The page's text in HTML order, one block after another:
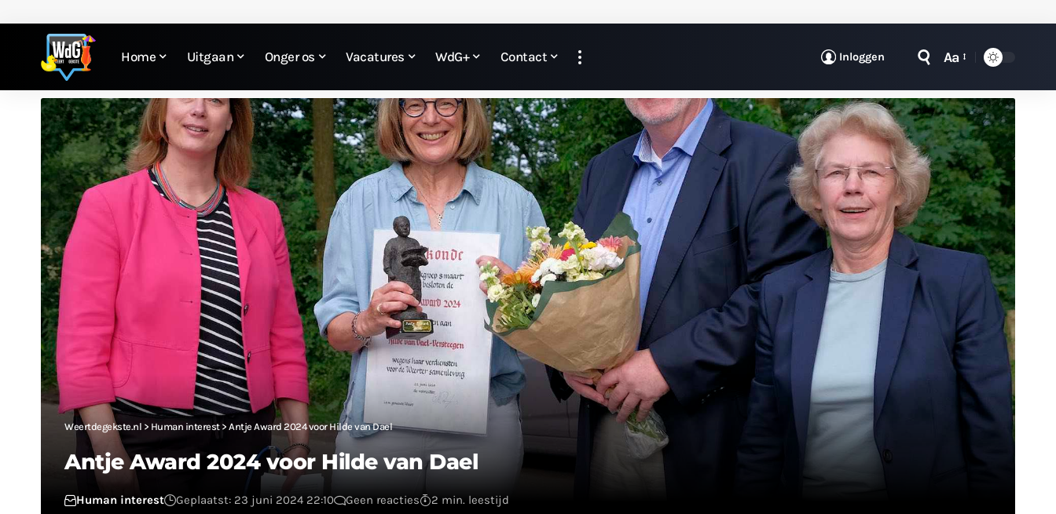
Home Uitgaan Onger os Vacatures WdG+ Contact Inloggen Aa
Weertdegekste.nl > Human interest> Antje Award 2024 voor Hilde van Dael
Antje Award 2024 voor Hilde van Dael
Human interest Geplaatst: 23 juni 2024 22:10 Geen reacties 2 min. leestijd